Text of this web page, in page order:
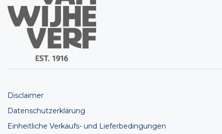
Disclaimer
Datenschutzerklärung
Einheitliche Verkaufs- und Lieferbedingungen